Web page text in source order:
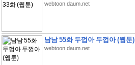
webtoon.daum.net
남남 55화 두껍아 두껍아 (웹툰)
webtoon.daum.net